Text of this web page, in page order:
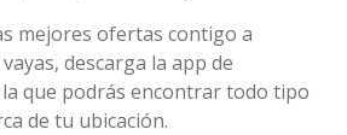
mejores ofertas contigo a
descarga la app de
la que podrás encontrar todo tipo
de tu ubicación.